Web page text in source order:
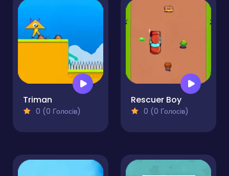
Triman
0 (0 Голосів)
Rescuer Boy
0 (0 Голосів)